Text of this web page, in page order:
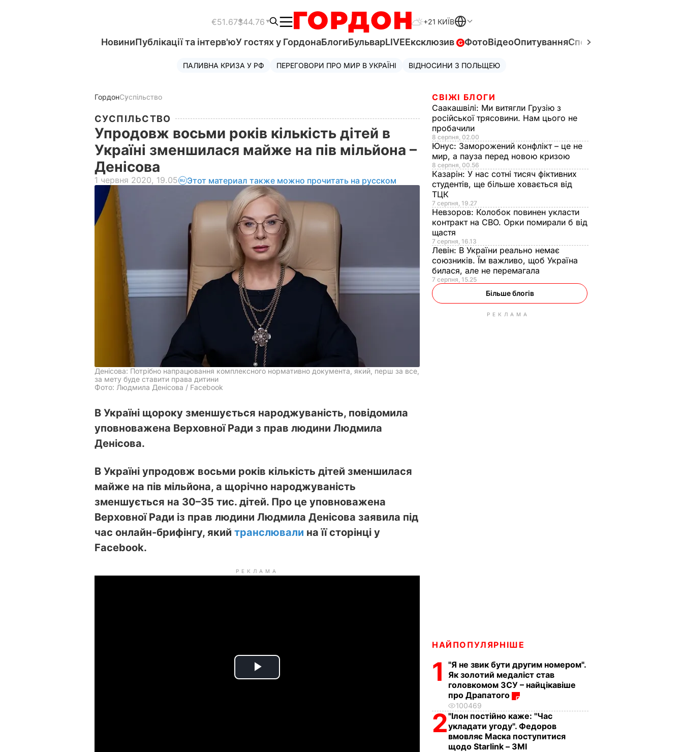
€51.67$44.76 +21 КИЇВ
НовиниПублікації та інтерв'юУ гостях у ГордонаБлогиБульварLIVEЕксклюзив ФотоВідеоОпитуванняСпецпроєкти
ПАЛИВНА КРИЗА У РФ ПЕРЕГОВОРИ ПРО МИР В УКРАЇНІ ВІДНОСИНИ З ПОЛЬЩЕЮ
ГордонСуспільство
СУСПІЛЬСТВО
Упродовж восьми років кількість дітей в
Україні зменшилася майже на пів мільйона –
Денісова
1 червня 2020, 19.05 Этот материал также можно прочитать на русском
Денісова: Потрібно напрацювання комплексного нормативно документа, який, перш за все,
за мету буде ставити права дитини
Фото: Людмила Денісова / Facebook
В Україні щороку зменшується народжуваність, повідомила
уповноважена Верховної Ради з прав людини Людмила
Денісова.
В Україні упродовж восьми років кількість дітей зменшилася
майже на пів мільйона, а щорічно народжуваність
зменшується на 30–35 тис. дітей. Про це уповноважена
Верховної Ради із прав людини Людмила Денісова заявила під
час онлайн-брифінгу, який транслювали на її сторінці у
Facebook.
РЕКЛАМА
P
СВІЖІ БЛОГИ
Саакашвілі: Ми витягли Грузію з
російської трясовини. Нам цього не
пробачили
8 серпня, 02.00
Юнус: Заморожений конфлікт – це не
мир, а пауза перед новою кризою
8 серпня, 00.56
Казарін: У нас сотні тисяч фіктивних
студентів, ще більше ховається від
ТЦК
7 серпня, 19.27
Невзоров: Колобок повинен укласти
контракт на СВО. Орки помирали б від
щастя
7 серпня, 16.13
Левін: В України реально немає
союзників. Їм важливо, щоб Україна
билася, але не перемагала
7 серпня, 15.25
Більше блогів
РЕКЛАМА
НАЙПОПУЛЯРНІШЕ
1
"Я не звик бути другим номером".
Як золотий медаліст став
головкомом ЗСУ – найцікавіше
про Драпатого
100469
2"Ілон постійно каже: "Час
укладати угоду". Федоров
вмовляє Маска поступитися
щодо Starlink – ЗМІ